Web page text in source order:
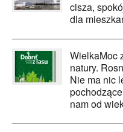
cisza,
dla
WielkaMoc
natury.
Nie ma nic
nam od